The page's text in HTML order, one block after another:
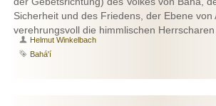
Sicherheit und des Friedens, der Ebene von
verehrungsvoll die himmlischen
Autor
Helmut Winkelbach
Schlagwort
Bahá'í